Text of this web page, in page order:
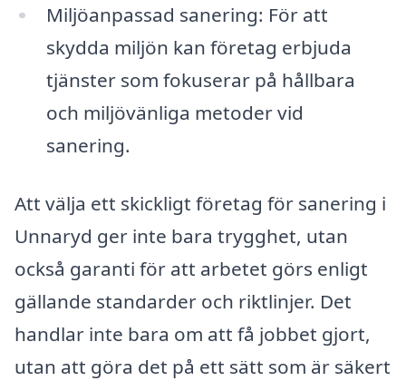
Miljöanpassad sanering: För att
skydda miljön kan företag erbjuda
tjänster som fokuserar på hållbara
och miljövänliga metoder vid
sanering.
Att välja ett skickligt företag för sanering i
Unnaryd ger inte bara trygghet, utan
också garanti för att arbetet görs enligt
gällande standarder och riktlinjer. Det
handlar inte bara om att få jobbet gjort,
utan att göra det på ett sätt som är säkert